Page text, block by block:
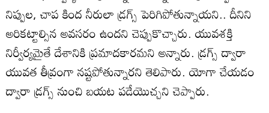
నిప్పుల, చాప కింద నీరులా డ్రగ్స్ పెరిగిపోతున్నాయని.. దీనిని
అరికట్టాల్సిన అవసరం ఉందని చెప్పుకొచ్చారు. యువశక్తి
నిర్వీర్యమైతే దేశానికి ప్రమాదకారమని అన్నారు. డ్రగ్స్ ద్వారా
యువత తీవ్రంగా నష్టపోతున్నారని తెలిపారు. యోగా చేయడం
ద్వారా డ్రగ్స్ నుంచి బయట పడేయొచ్చని చెప్పారు.